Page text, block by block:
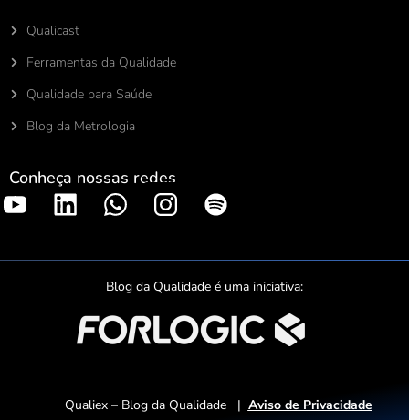
Qualicast
Ferramentas da Qualidade
Qualidade para Saúde
Blog da Metrologia
Conheça nossas redes
S
o
t
f
y
Blog da Qualidade é uma iniciativa:
Qualiex – Blog da Qualidade | Aviso de Privacidade